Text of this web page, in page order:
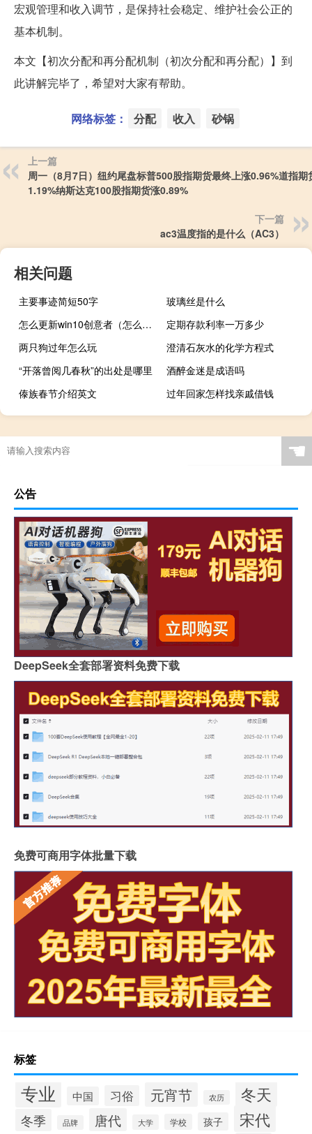
宏观管理和收入调节，是保持社会稳定、维护社会公正的
基本机制。
本文【初次分配和再分配机制（初次分配和再分配）】到
此讲解完毕了，希望对大家有帮助。
网络标签： 分配 收入 砂锅
上一篇
周一（8月7日）纽约尾盘标普500股指期货最终上涨0.96%道指期
1.19%纳斯达克100股指期货涨0.89%
下一篇
ac3温度指的是什么（AC3）
相关问题
主要事迹简短50字
玻璃丝是什么
怎么更新win10创意者（怎么更新win10）
定期存款利率一万多少
两只狗过年怎么玩
澄清石灰水的化学方程式
“开落曾阅几春秋”的出处是哪里
酒醉金迷是成语吗
傣族春节介绍英文
过年回家怎样找亲戚借钱
☚
公告
DeepSeek全套部署资料免费下载
免费可商用字体批量下载
标签
专业 中国 习俗 元宵节 农历 冬天
冬季 品牌 唐代 大学 学校 孩子 宋代